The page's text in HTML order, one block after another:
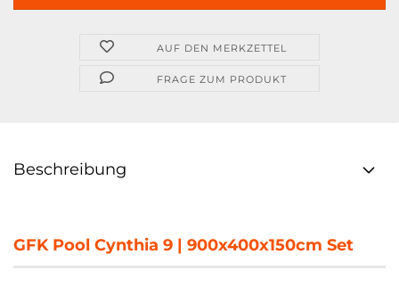
AUF DEN MERKZETTEL
FRAGE ZUM PRODUKT
Beschreibung
GFK Pool Cynthia 9 | 900x400x150cm Set